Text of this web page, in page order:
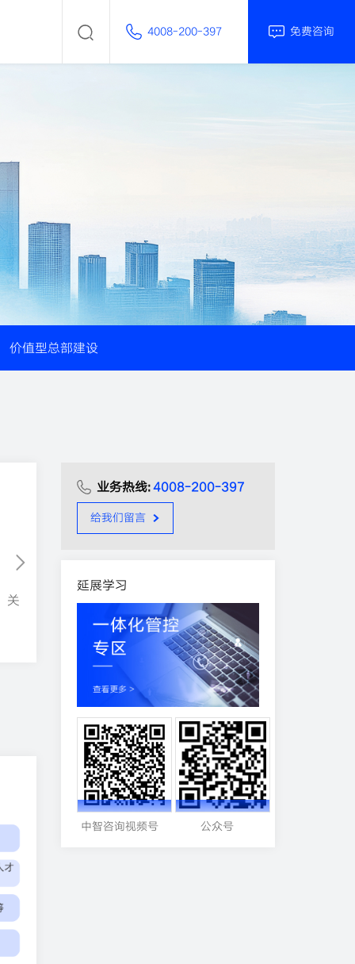
4008-200-397 免费咨询
价值型总部建设
关
想收权却无兼容多行业员工的管理
体系，管控失衡难落地
业务热线:4008-200-397
给我们留言
延展学习
中智咨询视频号 公众号